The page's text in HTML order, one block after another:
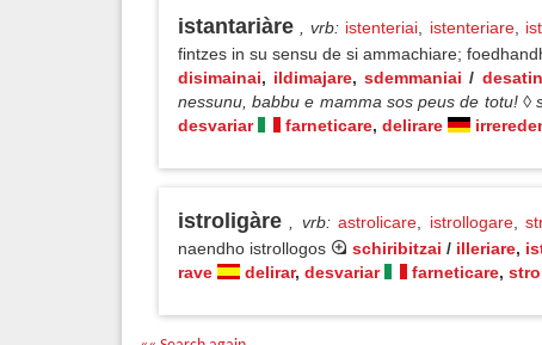
istantariàre , vrb: istenteriai istenteriare,
fintzes in su sensu de si ammachiare;
disimainai, ildimajare,sdemmaniai /
nessunu, babbu e mamma sos peus de totu! ◊
desvariar
farneticare, delirare
istroligàre , vrb: astrolicare istrollogare,
naendho istrollogos
schiribitzai / illeriare,
rave
delirar, desvariar farneticare,